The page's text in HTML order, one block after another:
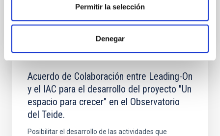
Permitir la selección
Denegar
Acuerdo de Colaboración entre Leading-On
y el IAC para el desarrollo del proyecto "Un
espacio para crecer" en el Observatorio
del Teide.
Posibilitar el desarrollo de las actividades que